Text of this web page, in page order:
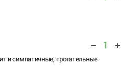
1
и симпатичные, трогательные